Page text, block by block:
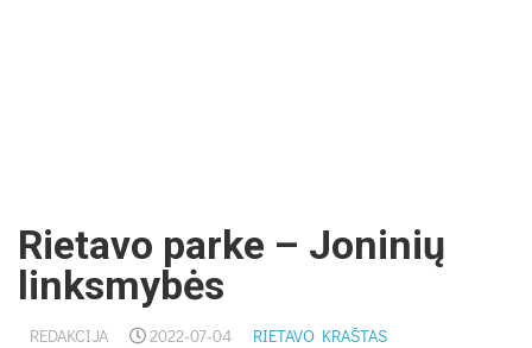
Rietavo parke – Joninių
linksmybės
REDAKCIJA 2022-07-04 RIETAVO KRAŠTAS